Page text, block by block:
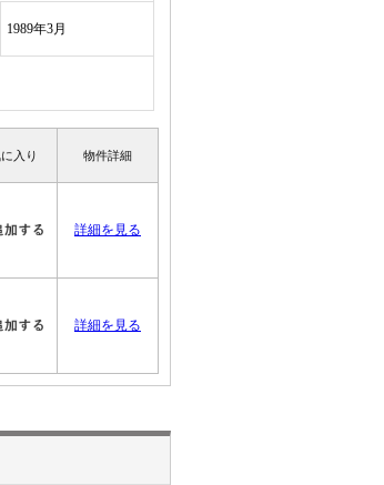
1989年3月
入り 物件詳細
詳細を見る
詳細を見る